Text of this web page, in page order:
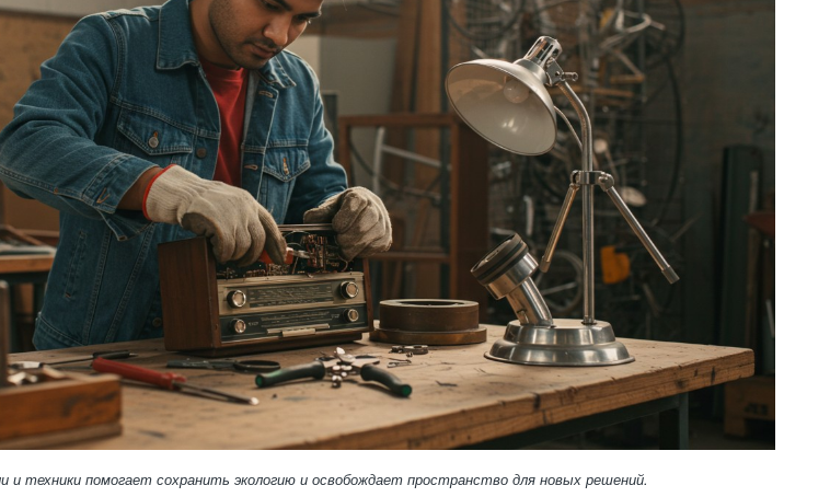
и техники помогает сохранить экологию и освобождает пространство для новых решений.